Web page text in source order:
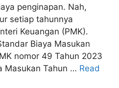
penginapan. Nah,
setiap tahunnya
Keuangan (PMK).
Biaya Masukan
nomor 49 Tahun 2023
Masukan Tahun … Read